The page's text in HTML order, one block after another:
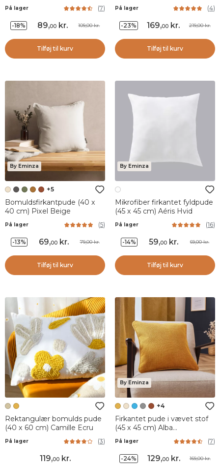
På lager (7)
-18% 89,00kr. 109,00 kr.
Tilføj til kurv
På lager (4)
-23% 169,00 kr. 219,00 kr.
Tilføj til kurv
By Eminza
+5
Bomuldsfirkantpude (40 x
40 cm) Pixel Beige
På lager (5)
-13% 69,00kr. 79,00 kr.
Tilføj til kurv
By Eminza
Mikrofiber firkantet fyldpude
(45 x 45 cm) Aéris Hvid
På lager (16)
-14% 59,00 kr. 69,00 kr.
Tilføj til kurv
Rektangulær bomulds pude
(40 x 60 cm) Camille Ecru
På lager (3)
119,00kr.
By Eminza
+4
Firkantet pude i vævet stof
(45 x 45 cm) Alba
Sennepsgul
På lager (7)
-24% 129,00kr. 169,00 kr.